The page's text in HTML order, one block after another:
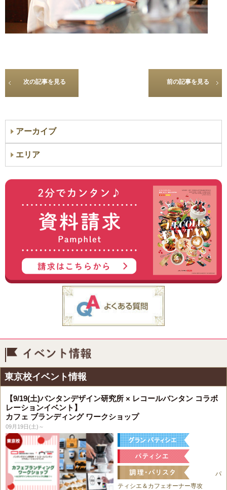
次の記事を見る 前の記事を見る
アーカイブ
エリア
東京校イベント情報
【9/19(土)バンタンデザイン研究所 × レコールバンタン コラボ
レーションイベント】
カフェ ブランディング ワークショップ
09月19日(土)～
パ
ティシエ＆カフェオーナー専攻